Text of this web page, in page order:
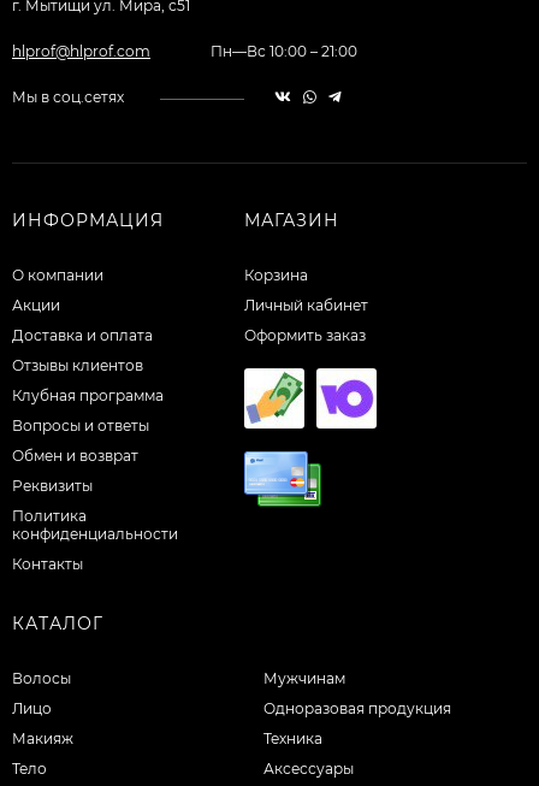
г. Мытищи ул. Мира, с51
hlprof@hlprof.com Пн—Вс 10:00 – 21:00
Мы в соц.сетях
ИНФОРМАЦИЯ
О компании
Акции
Доставка и оплата
Отзывы клиентов
Клубная программа
Вопросы и ответы
Обмен и возврат
Реквизиты
Политика
конфиденциальности
Контакты
МАГАЗИН
Корзина
Личный кабинет
Оформить заказ
КАТАЛОГ
Волосы
Лицо
Макияж
Тело
Мужчинам
Одноразовая продукция
Техника
Аксессуары